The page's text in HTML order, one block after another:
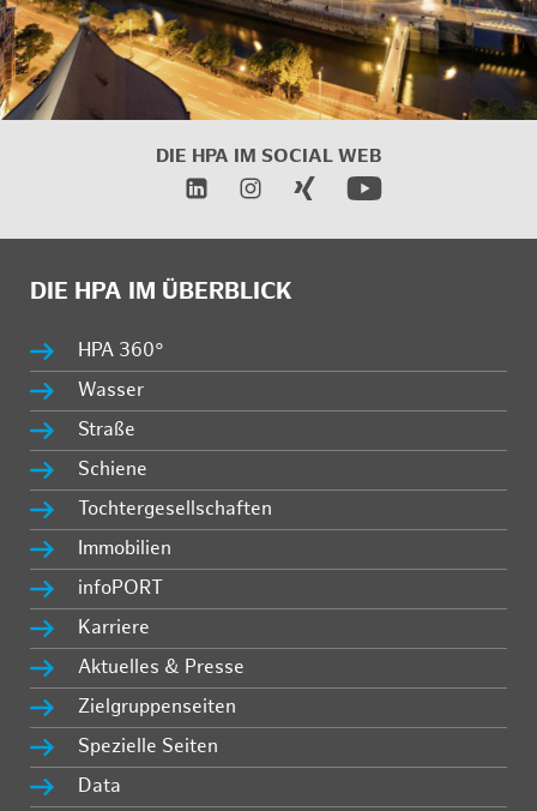
DIE HPA IM SOCIAL WEB
DIE HPA IM ÜBERBLICK
HPA 360°
Wasser
Straße
Schiene
Tochtergesellschaften
Immobilien
infoPORT
Karriere
Aktuelles & Presse
Zielgruppenseiten
Spezielle Seiten
Data